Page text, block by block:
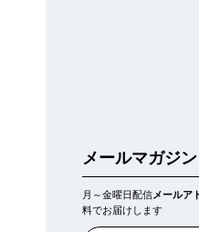
メールマガジ
月～金曜日配信メールア
料でお届けします